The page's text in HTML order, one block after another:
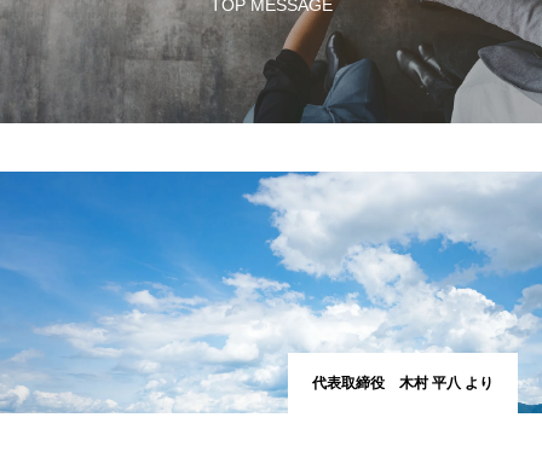
TOP MESSAGE
代表取締役 木村 平八 より